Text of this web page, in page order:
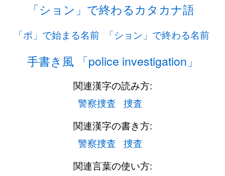
「ション」で終わるカタカナ語
「ポ」で始まる名前 「ション」で終わる名前
手書き風 「police investigation」
関連漢字の読み方:
警察捜査
捜査
関連漢字の書き方:
警察捜査
捜査
関連言葉の使い方: